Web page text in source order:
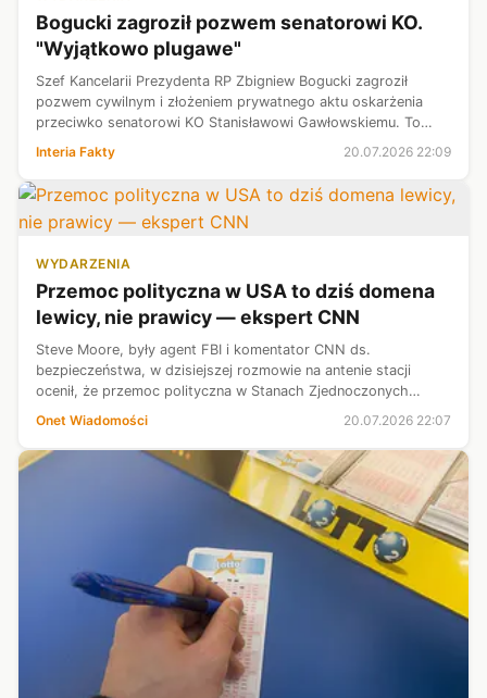
Bogucki zagroził pozwem senatorowi KO.
"Wyjątkowo plugawe"
Szef Kancelarii Prezydenta RP Zbigniew Bogucki zagroził
pozwem cywilnym i złożeniem prywatnego aktu oskarżenia
przeciwko senatorowi KO Stanisławowi Gawłowskiemu. To
reakcja na wpis polityka, w którym zarzucił Boguckiemu
odbycie rodzinnej podróży do W...
Interia Fakty 20.07.2026 22:09
WYDARZENIA
Przemoc polityczna w USA to dziś domena
lewicy, nie prawicy — ekspert CNN
Steve Moore, były agent FBI i komentator CNN ds.
bezpieczeństwa, w dzisiejszej rozmowie na antenie stacji
ocenił, że przemoc polityczna w Stanach Zjednoczonych
osiągnęła poziom niewidziany od dekad.
Onet Wiadomości 20.07.2026 22:07